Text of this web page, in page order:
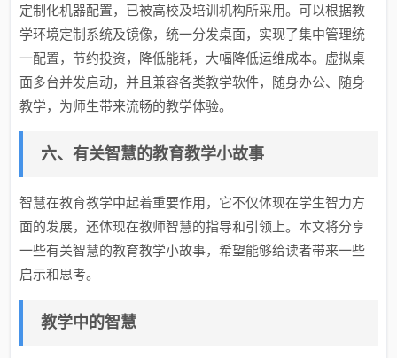
定制化机器配置，已被高校及培训机构所采用。可以根据教
学环境定制系统及镜像，统一分发桌面，实现了集中管理统
一配置，节约投资，降低能耗，大幅降低运维成本。虚拟桌
面多台并发启动，并且兼容各类教学软件，随身办公、随身
教学，为师生带来流畅的教学体验。
六、有关智慧的教育教学小故事
智慧在教育教学中起着重要作用，它不仅体现在学生智力方
面的发展，还体现在教师智慧的指导和引领上。本文将分享
一些有关智慧的教育教学小故事，希望能够给读者带来一些
启示和思考。
教学中的智慧